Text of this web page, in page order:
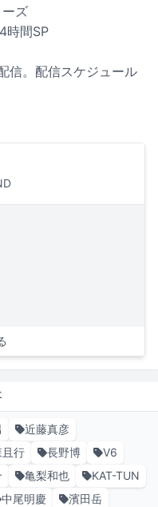
ズ
時間SP
信。配信スケジュール
近藤真彦
且行 長野博
V6
亀梨和也
KAT-TUN
中尾明慶
濱田岳